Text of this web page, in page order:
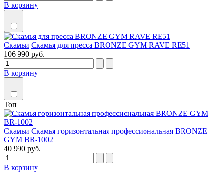
В корзину
Скамьи Скамья для пресса BRONZE GYM RAVE RE51
106 990 руб.
В корзину
Топ
Скамьи Скамья горизонтальная профессиональная BRONZE
GYM BR-1002
40 990 руб.
В корзину